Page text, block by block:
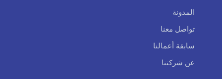
المدونة
تواصل معنا
سابقة أعمالنا
عن شركتنا